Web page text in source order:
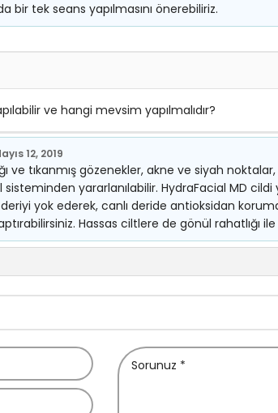
bir tek seans yapılmasını önerebiliriz.
ve hangi mevsim yapılmalıdır?
12, 2019
ve tıkanmış gözenekler, akne ve siyah
yararlanılabilir. HydraFacial MD cildi
yok ederek, canlı deride antioksidan
Hassas ciltlere de gönül rahatlığı